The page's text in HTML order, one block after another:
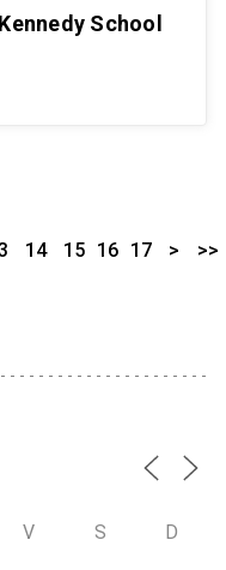
School
14 15 16 17 > >>
V S D